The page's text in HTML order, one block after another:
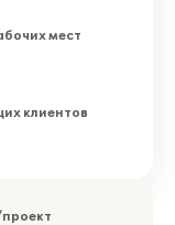
мест
клиентов